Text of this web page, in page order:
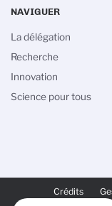
PAGE
Crédits
NAVIGUER
La délégation
Recherche
Innovation
Science pour tous